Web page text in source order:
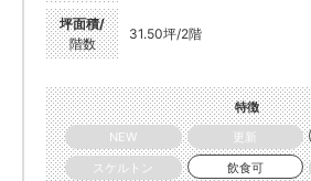
坪面積/
階数
31.50坪/2階
特徴
NEW
更新
スケルトン
飲食可